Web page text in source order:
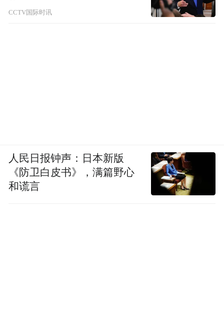
CCTV国际时讯
人民日报钟声：日本新版
《防卫白皮书》，满篇野心
和谎言